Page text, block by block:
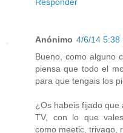
Anónimo 4/6/14 5:38
Bueno, como alguno
piensa que todo el
para que tengais los
¿Os habeis fijado que
TV, con lo que
como meetic, trivago,